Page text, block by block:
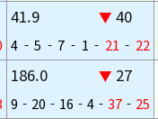
41.9 ▼ 40
4 - 5 - 7 - 1 - 21 - 22
186.0 ▼ 27
9 - 20 - 16 - 4 - 37 - 25